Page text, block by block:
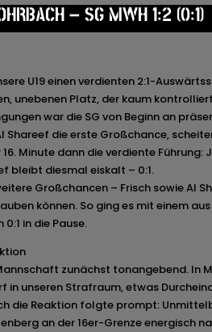
– SG MWH 1:2 (0:1)
U19 einen verdienten 2:1-
unebenen Platz, der kaum
war die SG von Beginn an
Shareef die erste Großchance,
Minute dann die verdiente Führung:
bleibt diesmal eiskalt – 0:1.
Großchancen – Frisch sowie Al
können. So ging es mit einem aus
in die Pause.
zunächst tonangebend. In
in unseren Strafraum, etwas
die Reaktion folgte prompt:
an der 16er-Grenze energisch